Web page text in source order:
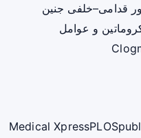
قدامی–خلفی جنین
و عوامل
Medical XpressPLOS